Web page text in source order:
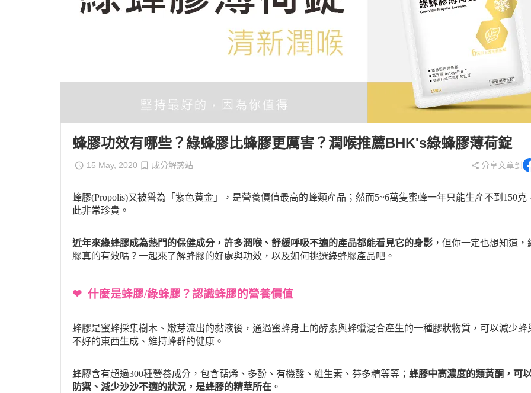
清新體香
蜂膠功效有哪些？綠蜂膠比蜂膠更厲害？潤喉推薦BHK's綠蜂膠薄荷錠
15 May, 2020 成分解惑站 分享文章到
蜂膠(Propolis)又被譽為「紫色黃金」，是營養價值最高的蜂類產品；然而5~6萬隻蜜蜂一年只能生產不到150克
此非常珍貴。
近年來綠蜂膠成為熱門的保健成分，許多潤喉、舒緩呼吸不適的產品都能看見它的身影 ，但你一定也想知道，
膠真的有效嗎？一起來了解蜂膠的好處與功效，以及如何挑選綠蜂膠產品吧。
❤ 什麼是蜂膠/綠蜂膠？認識蜂膠的營養價值
蜂膠是蜜蜂採集樹木、嫩芽流出的黏液後，通過蜜蜂身上的酵素與蜂蠟混合產生的一種膠狀物質，可以減少蜂
不好的東西生成、維持蜂群的健康。
蜂膠含有超過300種營養成分，包含萜烯、多酚、有機酸、維生素、芬多精等等； 蜂膠中高濃度的類黃酮，可
防禦、減少沙沙不適的狀況，是蜂膠的精華所在 。